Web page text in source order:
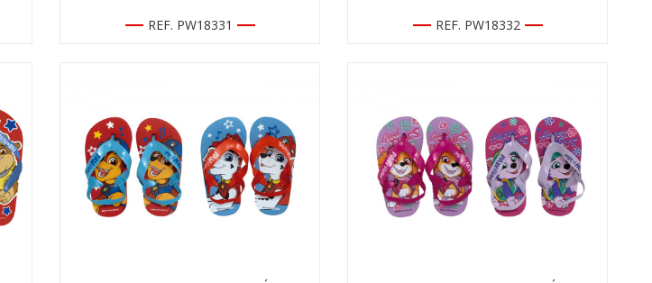
REF. PW18331 REF. PW18332